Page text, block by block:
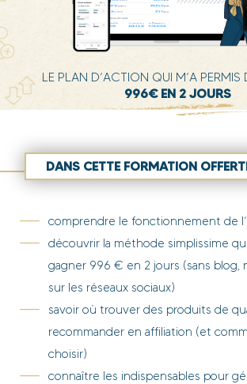
LE PLAN D’ACTION QUI M’A PERMIS
996€ EN 2 JOURS
DANS CETTE FORMATION
comprendre le fonctionnement de
découvrir la méthode simplissime
gagner 996 € en 2 jours (sans blog,
sur les réseaux sociaux)
savoir où trouver des produits de
recommander en affiliation (et
choisir)
connaître les indispensables pour